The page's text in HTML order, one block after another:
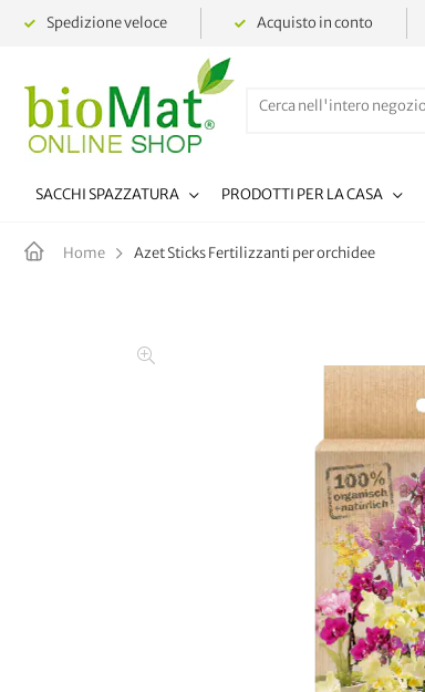
Spedizione veloce Acquisto in conto
SACCHI SPAZZATURA PRODOTTI PER LA CASA
Home Azet Sticks Fertilizzanti per orchidee